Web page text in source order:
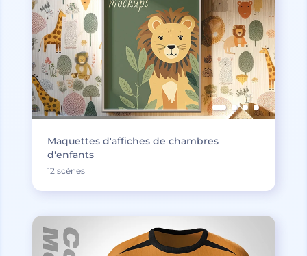
Maquettes d'affiches de chambres
d'enfants
12 scènes